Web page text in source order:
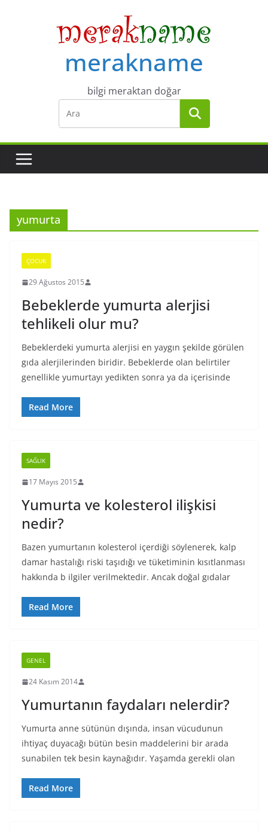
merakname
bilgi meraktan doğar
yumurta
ÇOCUK
29 Ağustos 2015
Bebeklerde yumurta alerjisi
tehlikeli olur mu?
Bebeklerdeki yumurta alerjisi en yaygın şekilde görülen
gıda alerjilerinden biridir. Bebeklerde olan belirtiler
genellikle yumurtayı yedikten sonra ya da içerisinde
Read More
SAĞLIK
17 Mayıs 2015
Yumurta ve kolesterol ilişkisi
nedir?
Bazen yumurtanın kolesterol içerdiği söylenerek, kalp
damar hastalığı riski taşıdığı ve tüketiminin kısıtlanması
hakkında b ilgiler verilmektedir. Ancak doğal gıdalar
Read More
GENEL
24 Kasım 2014
Yumurtanın faydaları nelerdir?
Yumurta anne sütünün dışında, insan vücudunun
ihtiyaç duyacağı bütün besin maddelerini bir arada
sunabilen tek besin kaynağıdır. Yaşamda gerekli olan
Read More